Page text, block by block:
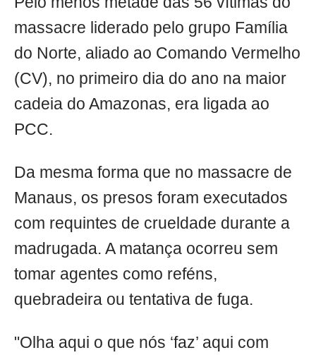
massacre liderado pelo grupo Família
do Norte, aliado ao Comando Vermelho
(CV), no primeiro dia do ano na maior
cadeia do Amazonas, era ligada ao
PCC.
Da mesma forma que no massacre de
Manaus, os presos foram executados
com requintes de crueldade durante a
madrugada. A matança ocorreu sem
tomar agentes como reféns,
quebradeira ou tentativa de fuga.
"Olha aqui o que nós ‘faz’ aqui com